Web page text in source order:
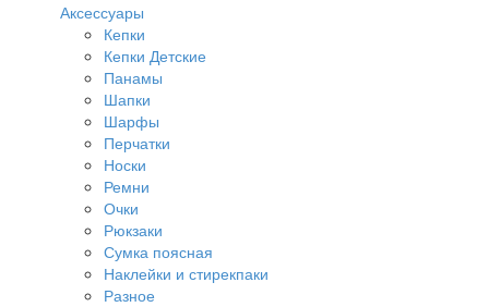
Аксессуары
Кепки
Кепки Детские
Панамы
Шапки
Шарфы
Перчатки
Носки
Ремни
Очки
Рюкзаки
Сумка поясная
Наклейки и стирекпаки
Разное